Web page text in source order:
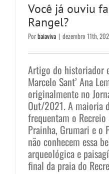
Você já ouviu
Rangel?
Porbaiaviva | dezembro 11th,
Artigo do historiador
Marcelo Sant’ Ana
originalmente no
Out/2021. A maioria
frequentam o
Prainha, Grumari e o
não conhecem essa
arqueológica e
final da praia do